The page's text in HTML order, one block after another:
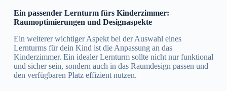
Ein passender Lernturm fürs Kinderzimmer:
Raumoptimierungen und Designaspekte
Ein weiterer wichtiger Aspekt bei der Auswahl eines
Lernturms für dein Kind ist die Anpassung an das
Kinderzimmer. Ein idealer Lernturm sollte nicht nur funktional
und sicher sein, sondern auch in das Raumdesign passen und
den verfügbaren Platz effizient nutzen.